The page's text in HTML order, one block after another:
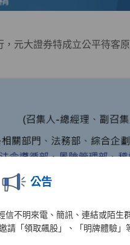
公告
信不明來電、簡訊、連結或陌生
請「領取飆股」、「明牌體驗」
元大證券特成立公平待客